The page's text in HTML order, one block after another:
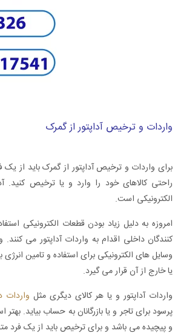
واردات و ترخیص آداپتور از گمرک
برای واردات و ترخیص آداپتور از گمرک باید از
راحتی کالاهای خود را وارد و یا ترخیص
الکترونیکی است.
امروزه به دلیل زیاد بودن قطعات الکترونیکی
کنندگان داخلی اقدام به واردات آداپتور می
وسایل های الکترونیکی برای استفاده و تامین
یا خارج از آن قرار می گیرد.
واردات آداپتور و یا هر کالای دیگری مثل
پرسود برای تاجر و یا بازرگانان به حساب بیاید.
و پیچیده می باشد و برای ترخیص باید از یک فرد